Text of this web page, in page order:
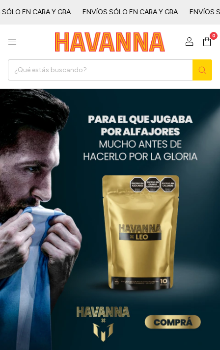
Y GBAㅤㅤㅤㅤㅤ ENVÍOS SÓLO EN CABA Y GBAㅤㅤㅤㅤㅤ ENVÍOS SÓLO EN
0